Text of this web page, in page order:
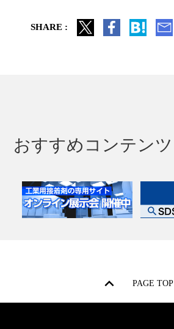
SHARE :
おすすめコンテンツ
PAGE TOP